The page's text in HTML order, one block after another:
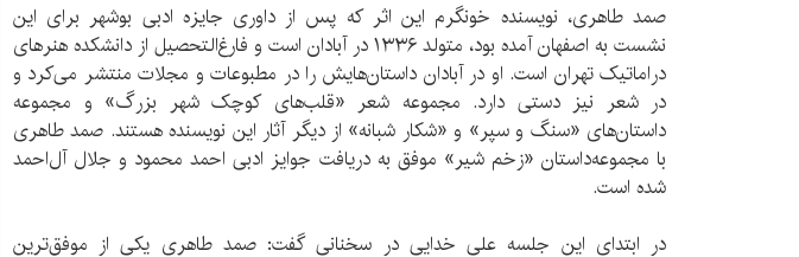
صمد طاهری، نویسنده خونگرم این اثر که پس از داوری جایزه ادبی بوشهر برای این
نشست به اصفهان آمده بود، متولد ۱۳۳۶ در آبادان است و فارغ‌التحصیل از دانشکده هنرهای
دراماتیک تهران است. او در آبادان داستان‌هایش را در مطبوعات و مجلات منتشر می‌کرد و
در شعر نیز دستی دارد. مجموعه شعر «قلب‌های کوچک شهر بزرگ» و مجموعه
داستان‌های «سنگ و سپر» و «شکار شبانه» از دیگر آثار این نویسنده هستند. صمد طاهری
با مجموعه‌داستان «زخم شیر» موفق به دریافت جوایز ادبی احمد محمود و جلال آل‌احمد
شده است.
در ابتدای این جلسه علی خدایی در سخنانی گفت: صمد طاهری یکی از موفق‌ترین